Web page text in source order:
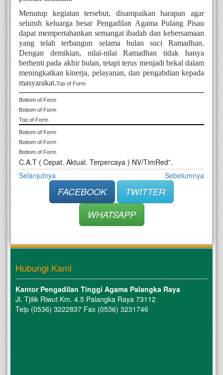
Menutup kegiatan tersebut, disampaikan harapan agar
seluruh keluarga besar Pengadilan Agama Pulang Pisau
dapat mempertahankan semangat ibadah dan kebersamaan
yang telah terbangun selama bulan suci Ramadhan.
Dengan demikian, nilai-nilai Ramadhan tidak hanya
berhenti pada akhir bulan, tetapi terus menjadi bekal dalam
meningkatkan kinerja, pelayanan, dan pengabdian kepada
masyarakat.Top of Form
Bottom of Form
Bottom of Form
Top of Form
Bottom of Form
Bottom of Form
Bottom of Form
C.A.T ( Cepat. Aktual. Terpercaya ) NV/TimRed”.
Selanjutnya
Sebelumnya
FACEBOOK
TWITTER
WHATSAPP
Hubungi Kami
Kantor Pengadilan Tinggi Agama Palangka Raya
Jl. Tjilik Riwut Km. 4.5 Palangka Raya 73112
Telp (0536) 3222837 Fax (0536) 3231746